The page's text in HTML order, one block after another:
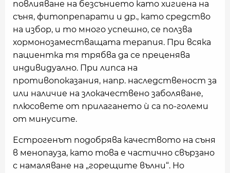
повлияване на безсънието като хигиена на
съня, фитопрепарати и др., като средство
на избор, и то много успешно, се ползва
хормонозаместващата терапия. При всяка
пациентка тя трябва да се преценява
индивидуално. При липса на
противопоказания, напр. наследственост за
или наличие на злокачествено заболяване,
плюсовете от прилагането ѝ са по-големи
от минусите.
Естрогенът подобрява качеството на съня
в менопауза, като това е частично свързано
с намаляване на „горещите вълни“. Но